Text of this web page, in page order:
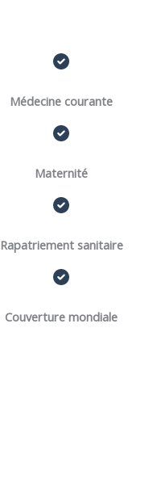
Médecine courante
Maternité
Rapatriement sanitaire
Couverture mondiale